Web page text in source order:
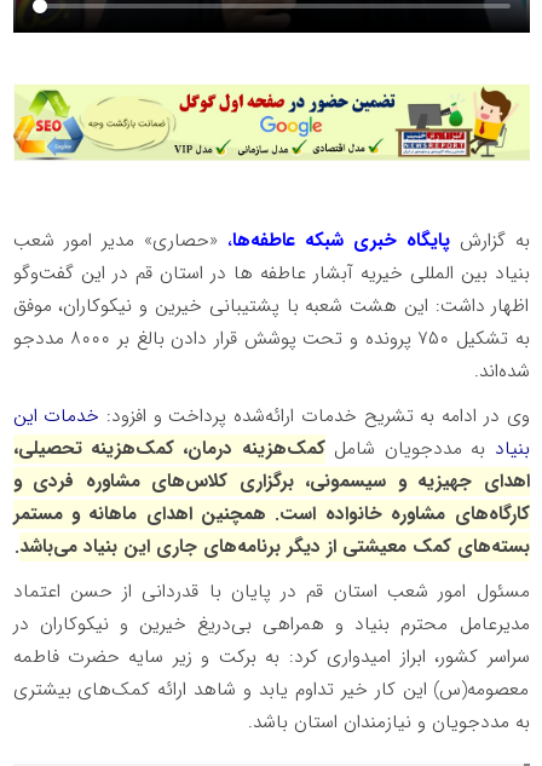
به گزارش پایگاه خبری شبکه عاطفه‌ها، «حصاری» مدیر امور شعب
بنیاد بین المللی خیریه آبشار عاطفه ها در استان قم در این گفت‌وگو
اظهار داشت: این هشت شعبه با پشتیبانی خیرین و نیکوکاران، موفق
به تشکیل ۷۵۰ پرونده و تحت پوشش قرار دادن بالغ بر ۸۰۰۰ مددجو
شده‌اند.
وی در ادامه به تشریح خدمات ارائه‌شده پرداخت و افزود: خدمات این
بنیاد به مددجویان شامل کمک‌هزینه درمان، کمک‌هزینه تحصیلی،
اهدای جهیزیه و سیسمونی، برگزاری کلاس‌های مشاوره فردی و
کارگاه‌های مشاوره خانواده است. همچنین اهدای ماهانه و مستمر
بسته‌های کمک معیشتی از دیگر برنامه‌های جاری این بنیاد می‌باشد.
مسئول امور شعب استان قم در پایان با قدردانی از حسن اعتماد
مدیرعامل محترم بنیاد و همراهی بی‌دریغ خیرین و نیکوکاران در
سراسر کشور، ابراز امیدواری کرد: به برکت و زیر سایه حضرت فاطمه
معصومه(س) این کار خیر تداوم یابد و شاهد ارائه کمک‌های بیشتری
به مددجویان و نیازمندان استان باشد.